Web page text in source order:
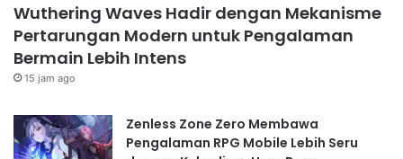
Wuthering Waves Hadir dengan Mekanisme
Pertarungan Modern untuk Pengalaman
Bermain Lebih Intens
15 jam ago
Zenless Zone Zero Membawa
Pengalaman RPG Mobile Lebih Seru